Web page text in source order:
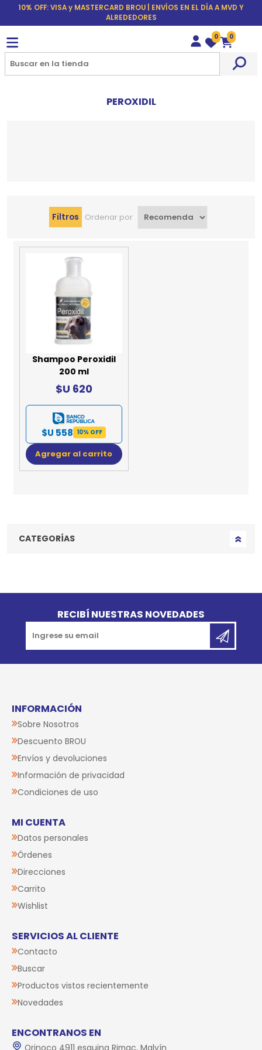
10% OFF: VISA y MASTERCARD BROU | ENVÍOS EN EL DÍA A MVD Y
ALREDEDORES
Wishlist
0
Carrito
0
PEROXIDIL
Filtros Ordenar por
Shampoo Peroxidil
200 ml
$U 620
$U 558 10% OFF
Agregar al carrito
CATEGORÍAS
RECIBÍ NUESTRAS NOVEDADES
INFORMACIÓN
Sobre Nosotros
Descuento BROU
Envíos y devoluciones
Información de privacidad
Condiciones de uso
MI CUENTA
Datos personales
Órdenes
Direcciones
Carrito
Wishlist
SERVICIOS AL CLIENTE
Contacto
Buscar
Productos vistos recientemente
Novedades
ENCONTRANOS EN